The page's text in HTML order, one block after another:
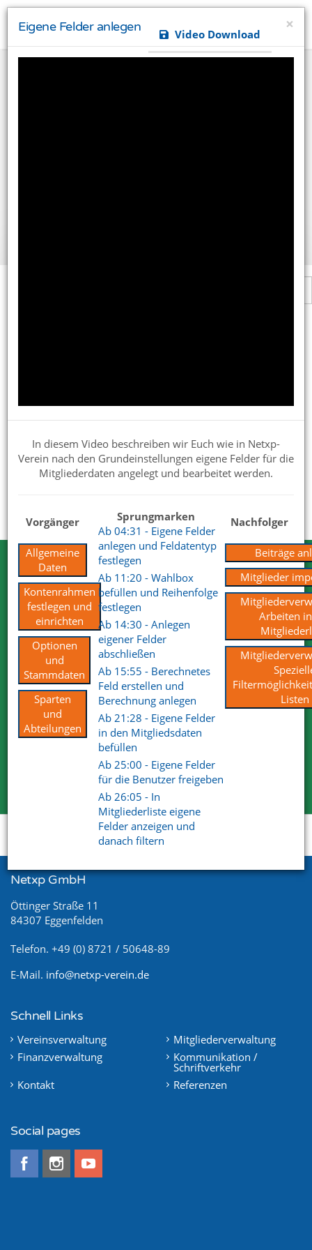
Verbandsmeldungen
Updates und Beta
Tipps & Praxisbeispiele
×
Eigene Felder anlegen Video Download
In diesem Video beschreiben wir Euch wie in Netxp-
Verein nach den Grundeinstellungen eigene Felder für die
Mitgliederdaten angelegt und bearbeitet werden.
Vorgänger
Allgemeine
Daten
Kontenrahmen
festlegen und
einrichten
Optionen
und
Stammdaten
Sparten
und
Abteilungen
Sprungmarken
Ab 04:31 - Eigene Felder
anlegen und Feldatentyp
festlegen
Ab 11:20 - Wahlbox
befüllen und Reihenfolge
festlegen
Ab 14:30 - Anlegen
eigener Felder
abschließen
Ab 15:55 - Berechnetes
Feld erstellen und
Berechnung anlegen
Ab 21:28 - Eigene Felder
in den Mitgliedsdaten
befüllen
Ab 25:00 - Eigene Felder
für die Benutzer freigeben
Ab 26:05 - In
Mitgliederliste eigene
Felder anzeigen und
danach filtern
Nachfolger
Beiträge
Mitglieder
Arbeiten
Listen
Testen Sie Netxp-Verein
Wir können Ihnen viel erzählen. Nehmen
Sie uns beim Wort.
Wir sind von unseren Lösungen überzeugt. Deshalb dürfen
Sie uns gerne und ausgiebig testen.
Für Ihre Tests steht Ihnen der volle Funktionsumfang zur
Verfügung.
Wir haben mit unserem Produkt und Services die
überzeugenden Antworten.
Kostenlose Testversion
Support
Netxp GmbH
Öttinger Straße 11
84307 Eggenfelden
Telefon. +49 (0) 8721 / 50648-89
E-Mail. info@netxp-verein.de
Schnell Links
Vereinsverwaltung
Mitgliederverwaltung
Finanzverwaltung
Kommunikation /
Schriftverkehr
Kontakt
Referenzen
Social pages